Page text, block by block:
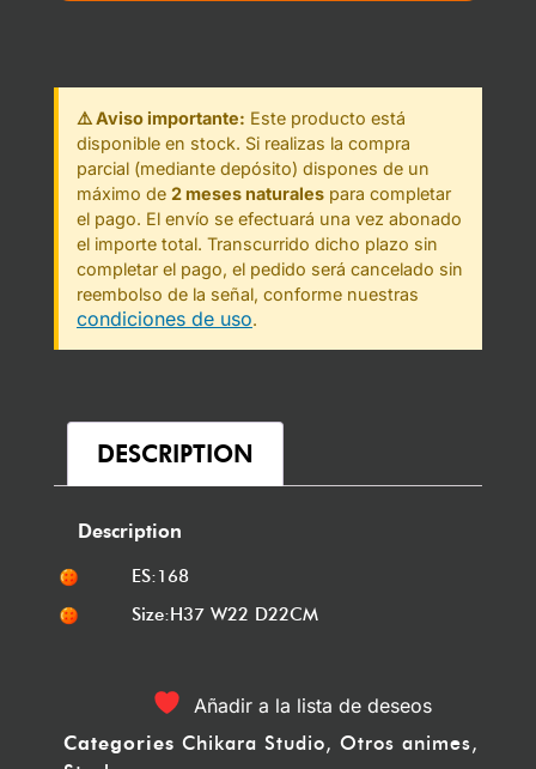
⚠️ Aviso importante: Este producto está
disponible en stock. Si realizas la compra
parcial (mediante depósito) dispones de un
máximo de 2 meses naturales para completar
el pago. El envío se efectuará una vez abonado
el importe total. Transcurrido dicho plazo sin
completar el pago, el pedido será cancelado sin
reembolso de la señal, conforme nuestras
condiciones de uso.
DESCRIPTION
Description
ES:168
Size:H37 W22 D22CM
Añadir a la lista de deseos
Categories Chikara Studio, Otros animes,